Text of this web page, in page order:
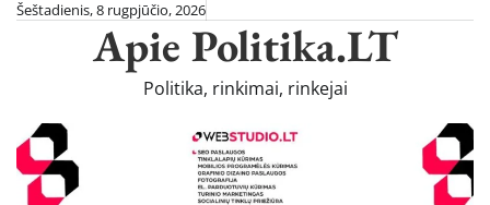
SkipŠeštadienis, 8 rugpjūčio, 2026
Apie Politika.LT
Politika, rinkimai, rinkejai